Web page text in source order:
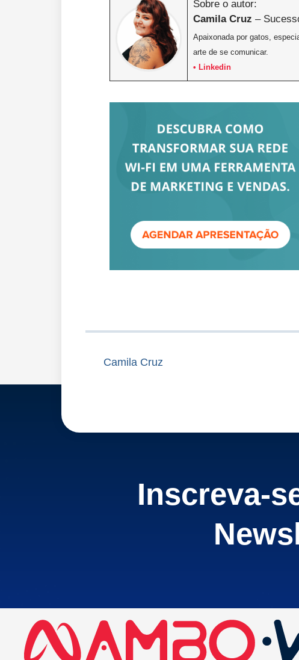
Sobre o autor:
Camila Cruz –
Apaixonada por gatos,
arte de se comunicar.
• Linkedin
Camila Cruz
Inscreva-